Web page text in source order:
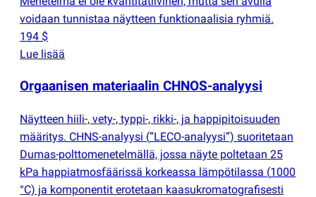
voidaan tunnistaa näytteen funktionaalisia ryhmiä.
194 $
Lue lisää
Orgaanisen materiaalin CHNOS-analyysi
Näytteen hiili-, vety-, typpi-, rikki-, ja happipitoisuuden
määritys. CHNS-analyysi (”LECO-analyysi”) suoritetaan
Dumas-polttomenetelmällä, jossa näyte poltetaan 25
kPa happiatmosfäärissä korkeassa lämpötilassa (1000
°C) ja komponentit erotetaan kaasukromatografisesti